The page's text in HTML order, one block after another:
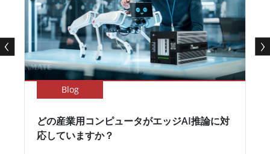
Blog
どの産業用コンピュータがエッジAI推論に対
応していますか？